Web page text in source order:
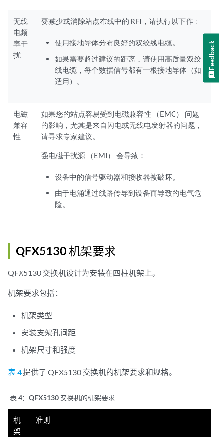
无线
电频
率干
扰
要减少或消除站点布线中的 RFI，请执行以下作：
使用接地导体分布良好的双绞线电缆。
如果需要超过建议的距离，请使用高质量双绞
线电缆，每个数据信号都有一根接地导体（如
适用）。
电磁
兼容
性
如果您的站点容易受到电磁兼容性 （EMC） 问题
的影响，尤其是来自闪电或无线电发射器的问题，
请寻求专家建议。
强电磁干扰源 （EMI） 会导致：
设备中的信号驱动器和接收器被破坏。
由于电涌通过线路传导到设备而导致的电气危
险。
QFX5130 机架要求
QFX5130 交换机设计为安装在四柱机架上。
机架要求包括：
机架类型
安装支架孔间距
机架尺寸和强度
表 4提供了 QFX5130 交换机的机架要求和规格。
表 4： QFX5130 交换机的机架要求
机
架
准则
Feedback